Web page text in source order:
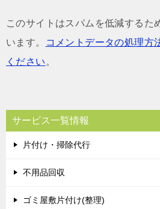
このサイトはスパムを低減するた
います。
コメントデータの処理方
ください 。
サービス一覧情報
片付け・掃除代行
不用品回収
ゴミ屋敷片付け(整理)